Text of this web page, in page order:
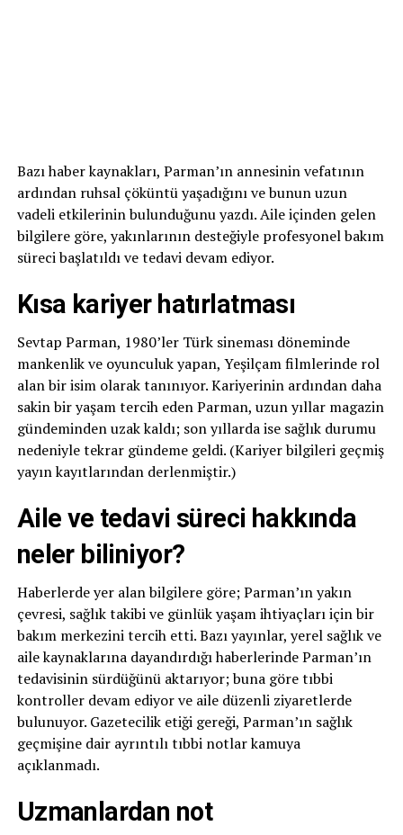
Bazı haber kaynakları, Parman’ın annesinin vefatının
ardından ruhsal çöküntü yaşadığını ve bunun uzun
vadeli etkilerinin bulunduğunu yazdı. Aile içinden gelen
bilgilere göre, yakınlarının desteğiyle profesyonel bakım
süreci başlatıldı ve tedavi devam ediyor.
Kısa kariyer hatırlatması
Sevtap Parman, 1980’ler Türk sineması döneminde
mankenlik ve oyunculuk yapan, Yeşilçam filmlerinde rol
alan bir isim olarak tanınıyor. Kariyerinin ardından daha
sakin bir yaşam tercih eden Parman, uzun yıllar magazin
gündeminden uzak kaldı; son yıllarda ise sağlık durumu
nedeniyle tekrar gündeme geldi. (Kariyer bilgileri geçmiş
yayın kayıtlarından derlenmiştir.)
Aile ve tedavi süreci hakkında
neler biliniyor?
Haberlerde yer alan bilgilere göre; Parman’ın yakın
çevresi, sağlık takibi ve günlük yaşam ihtiyaçları için bir
bakım merkezini tercih etti. Bazı yayınlar, yerel sağlık ve
aile kaynaklarına dayandırdığı haberlerinde Parman’ın
tedavisinin sürdüğünü aktarıyor; buna göre tıbbi
kontroller devam ediyor ve aile düzenli ziyaretlerde
bulunuyor. Gazetecilik etiği gereği, Parman’ın sağlık
geçmişine dair ayrıntılı tıbbi notlar kamuya
açıklanmadı.
Uzmanlardan not